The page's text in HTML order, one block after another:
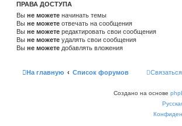
ПРАВА ДОСТУПА
Вы не можете начинать темы
Вы не можете отвечать на сообщения
Вы не можете редактировать свои сообщения
Вы не можете удалять свои сообщения
Вы не можете добавлять вложения
На главную Список форумов
Создано на основе